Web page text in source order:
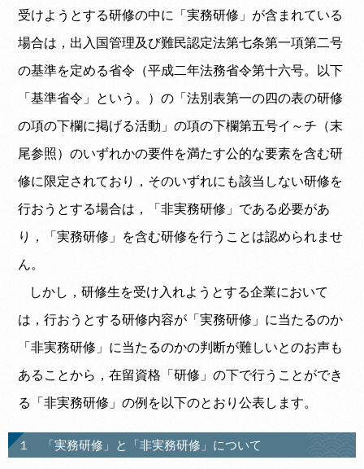
受けようとする研修の中に「実務研修」が含まれている
場合は，出入国管理及び難民認定法第七条第一項第二号
の基準を定める省令（平成二年法務省令第十六号。以下
「基準省令」という。）の「法別表第一の四の表の研修
の項の下欄に掲げる活動」の項の下欄第五号イ～チ（末
尾参照）のいずれかの要件を満たす公的な要素を含む研
修に限定されており，そのいずれにも該当しない研修を
行おうとする場合は，「非実務研修」である必要があ
り，「実務研修」を含む研修を行うことは認められませ
ん。
しかし，研修生を受け入れようとする企業において
は，行おうとする研修内容が「実務研修」に当たるのか
「非実務研修」に当たるのかの判断が難しいとのお声も
あることから，在留資格「研修」の下で行うことができ
る「非実務研修」の例を以下のとおり公表します。
１ 「実務研修」と「非実務研修」について